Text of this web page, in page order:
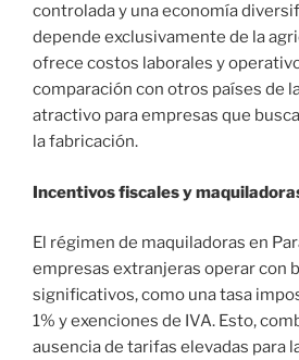
controlada y una economía
depende exclusivamente de la
ofrece costos laborales y
comparación con otros países de
atractivo para empresas que
la fabricación.
Incentivos fiscales y
El régimen de maquiladoras en
empresas extranjeras operar con
significativos, como una tasa
1% y exenciones de IVA. Esto,
ausencia de tarifas elevadas para